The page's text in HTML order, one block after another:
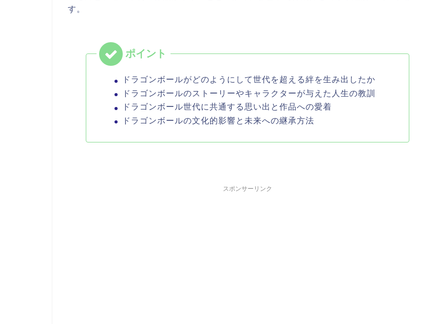
す。
ドラゴンボールがどのようにして世代を超える絆を生み出したか
ドラゴンボールのストーリーやキャラクターが与えた人生の教訓
ドラゴンボール世代に共通する思い出と作品への愛着
ドラゴンボールの文化的影響と未来への継承方法
スポンサーリンク